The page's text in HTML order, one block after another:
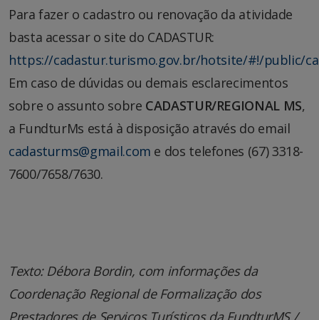
Para fazer o cadastro ou renovação da atividade
basta acessar o site do CADASTUR:
https://cadastur.turismo.gov.br/hotsite/#!/public/
Em caso de dúvidas ou demais esclarecimentos
sobre o assunto sobre CADASTUR/REGIONAL MS,
a FundturMs está à disposição através do email
cadasturms@gmail.com e dos telefones (67) 3318-
7600/7658/7630.
Texto: Débora Bordin, com informações da
Coordenação Regional de Formalização dos
Prestadores de Serviços Turísticos da FundturMS /